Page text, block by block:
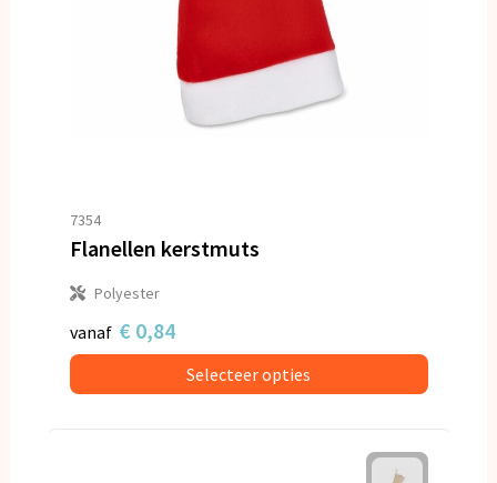
7354
Flanellen kerstmuts
Polyester
vanaf € 0,84
Selecteer opties